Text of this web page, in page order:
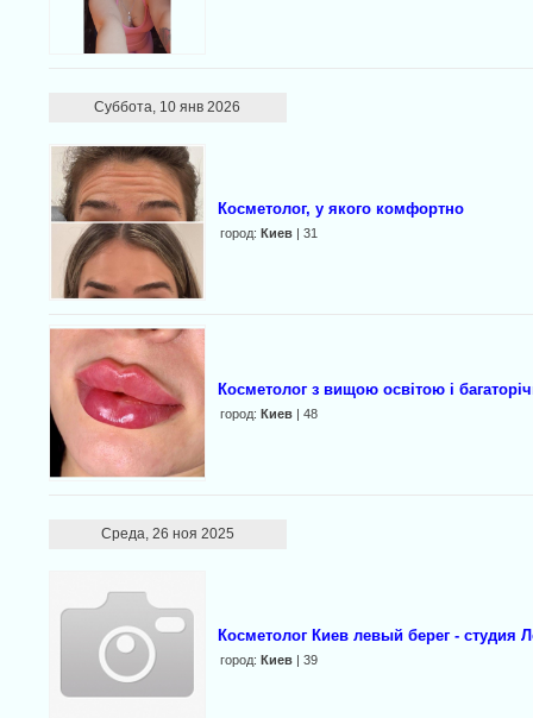
Суббота, 10 янв 2026
Косметолог, у якого комфортно
город: Киев| 31
Косметолог з вищою освітою і
город: Киев| 48
Среда, 26 ноя 2025
Косметолог Киев левый берег - студия
город: Киев| 39